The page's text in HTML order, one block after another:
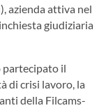
azienda attiva nel
giudiziaria
partecipato il
di crisi lavoro, la
della Filcams-